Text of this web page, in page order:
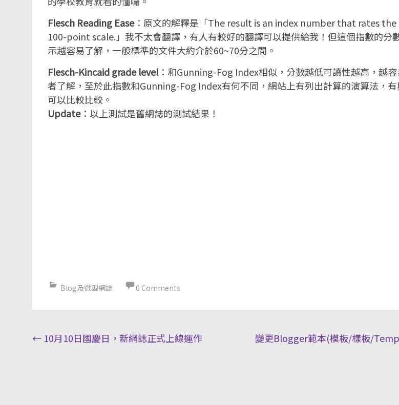
Flesch Reading Ease：原文的解釋是「The result is an index number that rates
100-point scale.」我不太會翻譯，有人有較好的翻譯可以提供給我！但這個指數的分
示越容易了解，一般標準的文件大約介於60~70分之間。
Flesch-Kincaid grade level：和Gunning-Fog Index相似，分數越低可讀性越高，越
者了解，至於此指數和Gunning-Fog Index有何不同，網站上有列出計算的演算法，有
可以比較比較。
Update：以上測試是舊網誌的測試結果！
Blog及微型網誌 0 Comments
Post
← 10月10日國慶日，新網誌正式上線運作
變更Blogger範本(模板/樣板/